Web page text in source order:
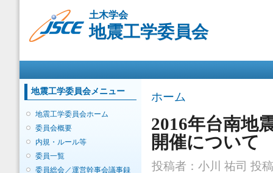
動
土木学会
地震工学委員会
地震工学委員会メニュー
地震工学委員会ホーム
委員会概要
内規・ルール等
委員一覧
委員総会／運営幹事会議事録
現在地
ホーム
2016年台南地
開催について
投稿者： 小川 祐司 投